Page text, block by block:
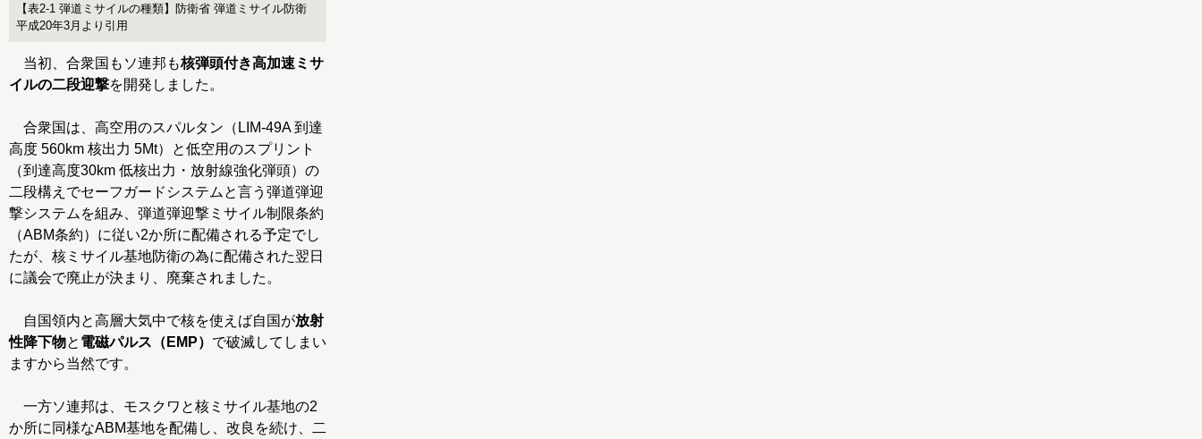
【表2-1 弾道ミサイルの種類】防衛省 弾道ミサイル防衛
平成20年3月より引用
当初、合衆国もソ連邦も核弾頭付き高加速ミサ
イルの二段迎撃を開発しました。
合衆国は、高空用のスパルタン（LIM-49A 到達
高度 560km 核出力 5Mt）と低空用のスプリント
（到達高度30km 低核出力・放射線強化弾頭）の
二段構えでセーフガードシステムと言う弾道弾迎
撃システムを組み、弾道弾迎撃ミサイル制限条約
（ABM条約）に従い2か所に配備される予定でし
たが、核ミサイル基地防衛の為に配備された翌日
に議会で廃止が決まり、廃棄されました。
自国領内と高層大気中で核を使えば自国が放射
性降下物と 電磁パルス（EMP） で破滅してしまい
ますから当然です。
一方ソ連邦は、モスクワと核ミサイル基地の2
か所に同様なABM基地を配備し、改良を続け、二